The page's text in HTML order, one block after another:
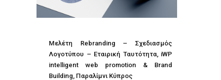
Μελέτη Rebranding – Σχεδιασμός
Λογοτύπου – Εταιρική Ταυτότητα, iWP
intelligent web promotion & Brand
Building, Παραλίμνι Κύπρος